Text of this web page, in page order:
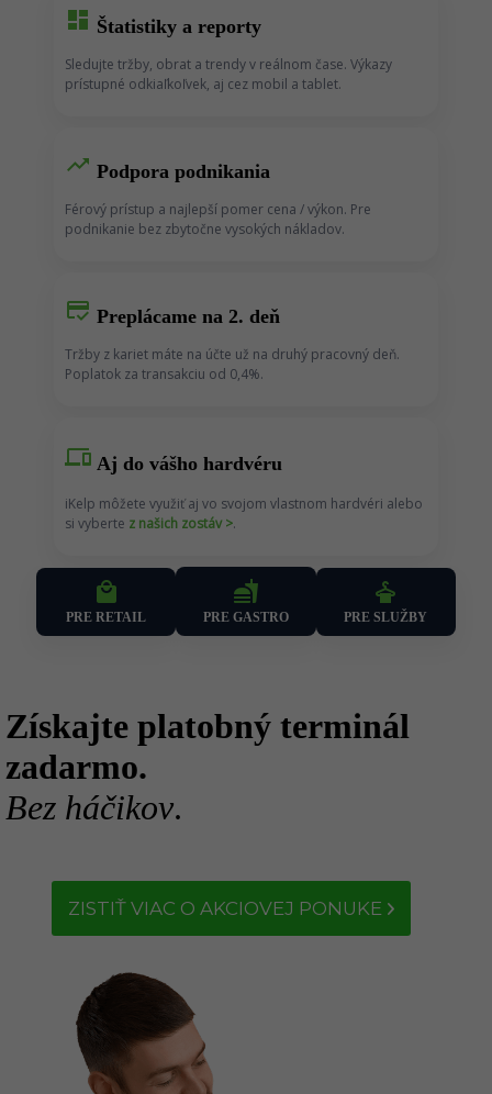
dashboard Štatistiky a reporty
Sledujte tržby, obrat a trendy v reálnom čase. Výkazy
prístupné odkiaľkoľvek, aj cez mobil a tablet.
trending_up Podpora podnikania
Férový prístup a najlepší pomer cena / výkon. Pre
podnikanie bez zbytočne vysokých nákladov.
credit_score Preplácame na 2. deň
Tržby z kariet máte na účte už na druhý pracovný deň.
Poplatok za transakciu od 0,4%.
devices Aj do vášho hardvéru
iKelp môžete využiť aj vo svojom vlastnom hardvéri alebo
si vyberte z našich zostáv >.
local_mall
PRE RETAIL
fastfood
PRE GASTRO
dry_cleaning
PRE SLUŽBY
Získajte platobný terminál
zadarmo.
Bez háčikov.
ZISTIŤ VIAC O AKCIOVEJ PONUKE